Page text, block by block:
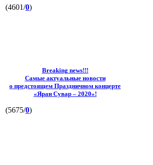
(4601/0)
Breaking news!!!
Самые актуальные новости
о предстоящем Праздничном концерте
«Яран Сувар – 2020»!
(5675/0)